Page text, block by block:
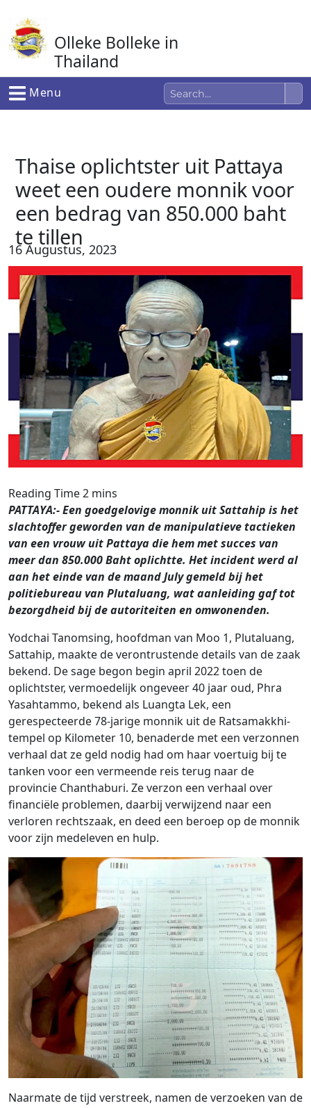
naar
de
inhoud
Olleke Bolleke in
Thailand
In Thailand
Menu
Thaise oplichtster uit Pattaya
weet een oudere monnik voor
een bedrag van 850.000 baht
te tillen
16 Augustus, 2023
PATTAYA:- Een goedgelovige monnik uit Sattahip is het
slachtoffer geworden van de manipulatieve tactieken
van een vrouw uit Pattaya die hem met succes van
meer dan 850.000 Baht oplichtte. Het incident werd al
aan het einde van de maand July gemeld bij het
politiebureau van Plutaluang, wat aanleiding gaf tot
bezorgdheid bij de autoriteiten en omwonenden.
Yodchai Tanomsing, hoofdman van Moo 1, Plutaluang,
Sattahip, maakte de verontrustende details van de zaak
bekend. De sage begon begin april 2022 toen de
oplichtster, vermoedelijk ongeveer 40 jaar oud, Phra
Yasahtammo, bekend als Luangta Lek, een
gerespecteerde 78-jarige monnik uit de Ratsamakkhi-
tempel op Kilometer 10, benaderde met een verzonnen
verhaal dat ze geld nodig had om haar voertuig bij te
tanken voor een vermeende reis terug naar de
provincie Chanthaburi. Ze verzon een verhaal over
financiële problemen, daarbij verwijzend naar een
verloren rechtszaak, en deed een beroep op de monnik
voor zijn medeleven en hulp.
Naarmate de tijd verstreek, namen de verzoeken van de